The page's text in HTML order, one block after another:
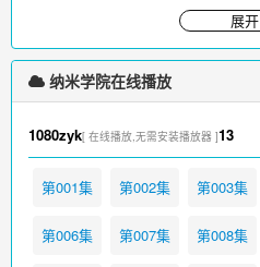
展开
纳米学院在线播放
1080zyk[ 在线播放,无需安装播放器 ]13
第001集 第002集 第003集
第006集 第007集 第008集